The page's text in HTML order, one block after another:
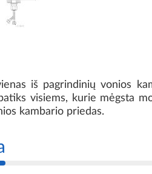
iš pagrindinių vonios
visiems, kurie mėgsta
kambario priedas.